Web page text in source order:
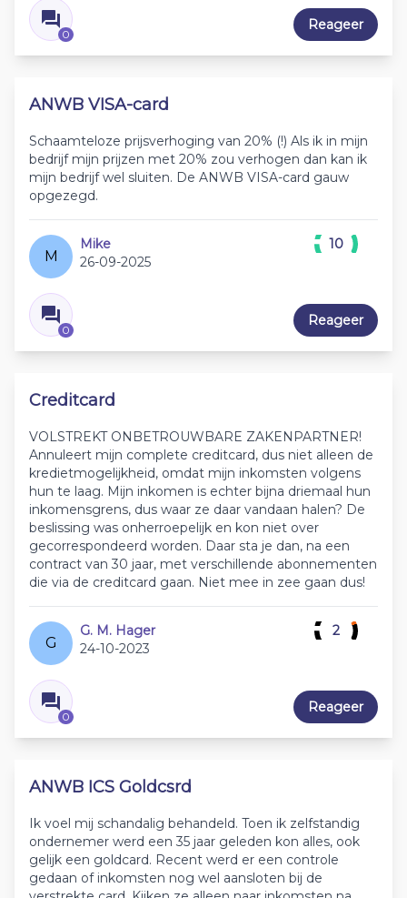
0
Reageer
ANWB VISA-card
Schaamteloze prijsverhoging van 20% (!) Als ik in mijn
bedrijf mijn prijzen met 20% zou verhogen dan kan ik
mijn bedrijf wel sluiten. De ANWB VISA-card gauw
opgezegd.
M
Mike
26-09-2025
0
10
Reageer
Creditcard
VOLSTREKT ONBETROUWBARE ZAKENPARTNER!
Annuleert mijn complete creditcard, dus niet alleen de
kredietmogelijkheid, omdat mijn inkomsten volgens
hun te laag. Mijn inkomen is echter bijna driemaal hun
inkomensgrens, dus waar ze daar vandaan halen? De
beslissing was onherroepelijk en kon niet over
gecorrespondeerd worden. Daar sta je dan, na een
contract van 30 jaar, met verschillende abonnementen
die via de creditcard gaan. Niet mee in zee gaan dus!
G
G. M. Hager
24-10-2023
0
2
Reageer
ANWB ICS Goldcsrd
Ik voel mij schandalig behandeld. Toen ik zelfstandig
ondernemer werd een 35 jaar geleden kon alles, ook
gelijk een goldcard. Recent werd er een controle
gedaan of inkomsten nog wel aansloten bij de